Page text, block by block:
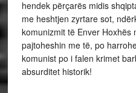
hendek përçarës midis
me heshtjen zyrtare sot,
komunizmit të Enver Hoxhës
pajtoheshin me të, po
komunist po i falen krimet
absurditet historik!